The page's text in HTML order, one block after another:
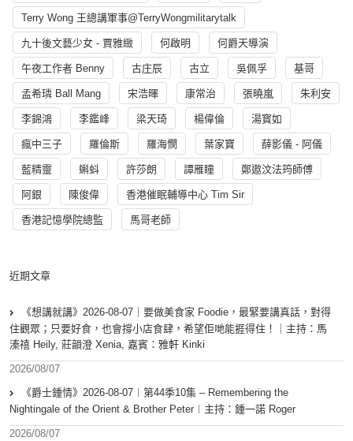
Terry Wong 王總講軍事@TerryWongmilitarytalk
九十後文藝少女 - 賈雅緻 何啟明 何爵天導演
午夜工作者 Benny 古庄辰 古立 吳佩孚 基哥
孟希璘 Ball Mang 宋浩暉 康常治 張曉嵐 朱利安
李錦鴻 李鑑峰 梁天琦 楊偉倫 湯寳如
瘋中三子 羅倫斯 羅海憫 葉家寶 薛影儀 - 阿儀
藍精靈 蝌蚪 許莎朗 譚雁瞳 鄭遨汶法筠師傅
阿銀 陳俊偉 香港催眠輔導中心 Tim Sir
香港記憶學院總監 馬哥老師
近期文章
《想講就講》2026-08-07｜要做美食家 Foodie，最緊要講真話，對得
住觀眾；只要好食，也會撐小店食肆，希望佢哋能捱得住！｜主持：馬
溱禧 Heily, 莊韻澄 Xenia, 嘉賓：雅軒 Kinki
2026/08/07
《爵士鍾情》2026-08-07︱第44季10集 – Remembering the
Nightingale of the Orient & Brother Peter︱主持：鍾一諾 Roger
2026/08/07